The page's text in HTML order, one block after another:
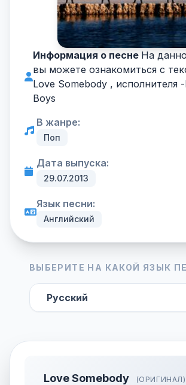
Информация о песне На
вы можете ознакомиться с
Love Somebody , исполнителя -
Boys
В жанре:
Поп
Дата выпуска:
29.07.2013
Язык песни:
Английский
ВЫБЕРИТЕ НА КАКОЙ ЯЗЫК
Love Somebody (ОРИГИНАЛ)